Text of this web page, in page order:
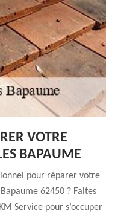
VOTRE
BAPAUME
pour réparer votre
62450 ? Faites
Service pour s’occuper